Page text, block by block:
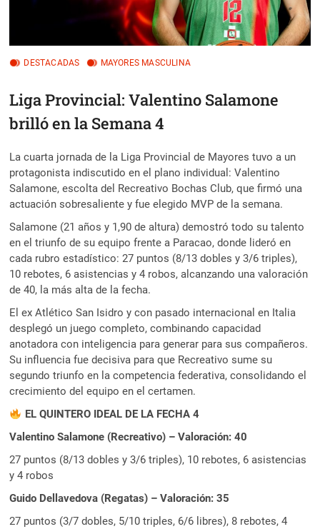
DESTACADAS MAYORES MASCULINA
Liga Provincial: Valentino Salamone
brilló en la Semana 4
La cuarta jornada de la Liga Provincial de Mayores tuvo a un
protagonista indiscutido en el plano individual: Valentino
Salamone, escolta del Recreativo Bochas Club, que firmó una
actuación sobresaliente y fue elegido MVP de la semana.
Salamone (21 años y 1,90 de altura) demostró todo su talento
en el triunfo de su equipo frente a Paracao, donde lideró en
cada rubro estadístico: 27 puntos (8/13 dobles y 3/6 triples),
10 rebotes, 6 asistencias y 4 robos, alcanzando una valoración
de 40, la más alta de la fecha.
El ex Atlético San Isidro y con pasado internacional en Italia
desplegó un juego completo, combinando capacidad
anotadora con inteligencia para generar para sus compañeros.
Su influencia fue decisiva para que Recreativo sume su
segundo triunfo en la competencia federativa, consolidando el
crecimiento del equipo en el certamen.
EL QUINTERO IDEAL DE LA FECHA 4
Valentino Salamone (Recreativo) – Valoración: 40
27 puntos (8/13 dobles y 3/6 triples), 10 rebotes, 6 asistencias
y 4 robos
Guido Dellavedova (Regatas) – Valoración: 35
27 puntos (3/7 dobles, 5/10 triples, 6/6 libres), 8 rebotes, 4